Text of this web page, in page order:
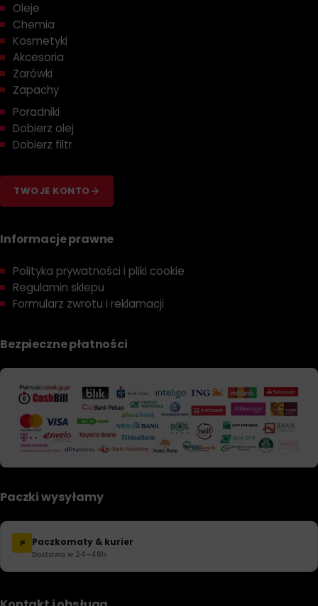
Oleje
Chemia
Kosmetyki
Akcesoria
Żarówki
Zapachy
Poradniki
Dobierz olej
Dobierz filtr
TWOJE KONTO
Informacje prawne
Polityka prywatności i pliki cookie
Regulamin sklepu
Formularz zwrotu i reklamacji
Bezpieczne płatności
Paczki wysyłamy
P Paczkomaty & kurier
Dostawa w 24–48h